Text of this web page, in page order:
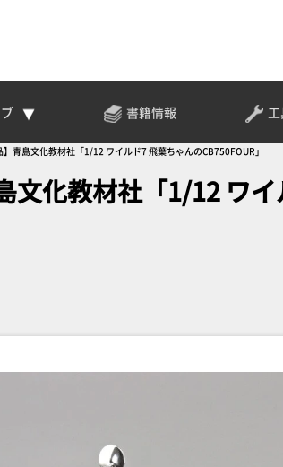
書籍情報
】青島文化教材社「1/12 ワイルド7 飛葉ちゃんのCB750FOUR」
文化教材社「1/12 ワ